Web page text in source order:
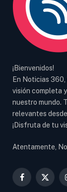
¡Bienvenidos!
En Noticias
visión completa
nuestro mundo.
relevantes
¡Disfruta de tu
Atentamente,
Facebook
X